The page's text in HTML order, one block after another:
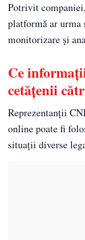
Potrivit
platformă ar urma
monitorizare și
Ce
cetățenii
Reprezentanții
online poate fi
situații diverse